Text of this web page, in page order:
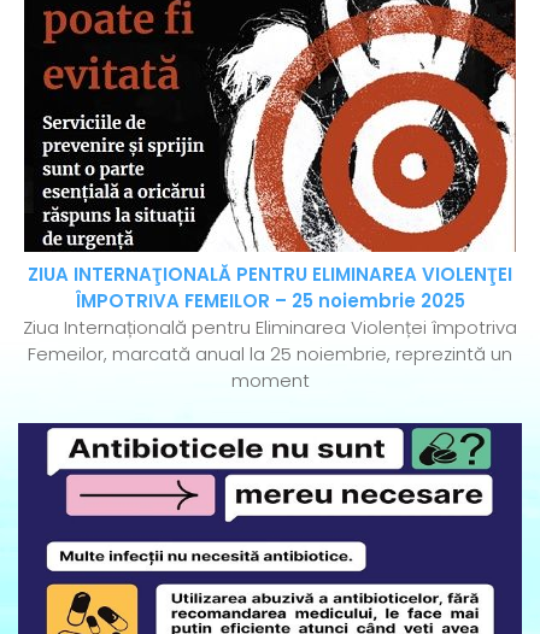
ZIUA INTERNAŢIONALĂ PENTRU ELIMINAREA VIOLENŢEI
ÎMPOTRIVA FEMEILOR – 25 noiembrie 2025
Ziua Internațională pentru Eliminarea Violenței împotriva
Femeilor, marcată anual la 25 noiembrie, reprezintă un
moment